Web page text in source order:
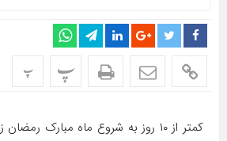
پ پ
کمتر از ۱۰ روز به شروع ماه مبارک